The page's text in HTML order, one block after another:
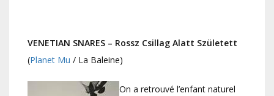
VENETIAN SNARES – Rossz Csillag Alatt Született
(Planet Mu / La Baleine)
On a retrouvé l’enfant naturel